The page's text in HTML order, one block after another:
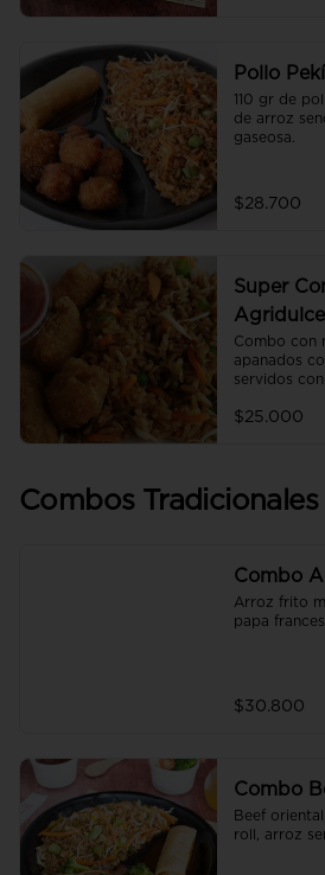
Pollo
110 gr de
de arroz
gaseosa.
$28.700
Super
Agridulce
Combo con
apanados
servidos
$25.000
Combos Tradicionales
Combo
Arroz frito
papa
$30.800
Combo
Beef
roll, arroz